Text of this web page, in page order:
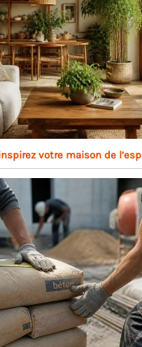
votre maison de